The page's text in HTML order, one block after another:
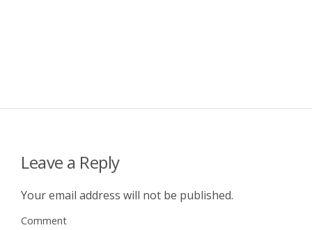
Leave a Reply
Your email address will not be published.
Comment